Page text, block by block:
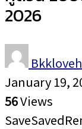
2026
January 19,
56Views
SaveSaved